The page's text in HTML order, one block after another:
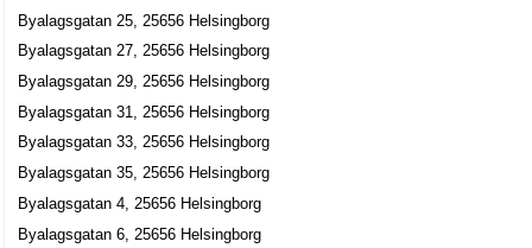
Byalagsgatan 25, 25656 Helsingborg
Byalagsgatan 27, 25656 Helsingborg
Byalagsgatan 29, 25656 Helsingborg
Byalagsgatan 31, 25656 Helsingborg
Byalagsgatan 33, 25656 Helsingborg
Byalagsgatan 35, 25656 Helsingborg
Byalagsgatan 4, 25656 Helsingborg
Byalagsgatan 6, 25656 Helsingborg